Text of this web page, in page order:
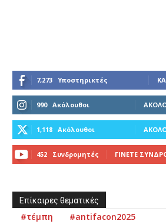
7,273 Υποστηρικτές
990 Ακόλουθοι
1,118 Ακόλουθοι
452 Συνδρομητές ΓΊΝΕΤΕ
Επίκαιρες θεματικές
#τέμπη
#antifacon2025